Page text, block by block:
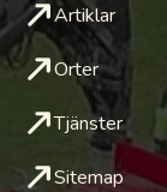
Artiklar
Orter
Tjänster
Sitemap